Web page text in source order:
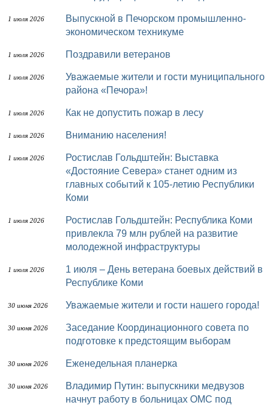
1 июля 2026
Выпускной в Печорском промышленно-
экономическом техникуме
1 июля 2026 Поздравили ветеранов
1 июля 2026
Уважаемые жители и гости муниципального
района «Печора»!
1 июля 2026 Как не допустить пожар в лесу
1 июля 2026 Вниманию населения!
1 июля 2026
Ростислав Гольдштейн: Выставка
«Достояние Севера» станет одним из
главных событий к 105-летию Республики
Коми
1 июля 2026
Ростислав Гольдштейн: Республика Коми
привлекла 79 млн рублей на развитие
молодежной инфраструктуры
1 июля 2026
1 июля – День ветерана боевых действий в
Республике Коми
30 июня 2026 Уважаемые жители и гости нашего города!
30 июня 2026
Заседание Координационного совета по
подготовке к предстоящим выборам
30 июня 2026 Еженедельная планерка
30 июня 2026
Владимир Путин: выпускники медвузов
начнут работу в больницах ОМС под